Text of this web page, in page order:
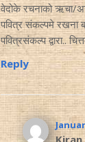
वेदोके रचनाको ऋचा/
पवित्र संकल्पमे रखना
पवित्रसंकल्प द्वारा..
Reply